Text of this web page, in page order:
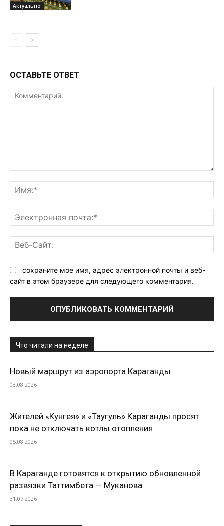
Актуально
ОСТАВЬТЕ ОТВЕТ
сохраните мое имя, адрес электронной почты и веб-
сайт в этом браузере для следующего комментария.
Что читали на неделе
Новый маршрут из аэропорта Караганды
03.08.2026
Жителей «Кунгея» и «Таугуль» Караганды просят
пока не отключать котлы отопления
05.08.2026
В Караганде готовятся к открытию обновленной
развязки Таттимбета — Муканова
31.07.2026